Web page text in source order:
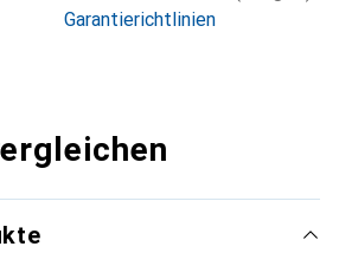
Garantierichtlinien